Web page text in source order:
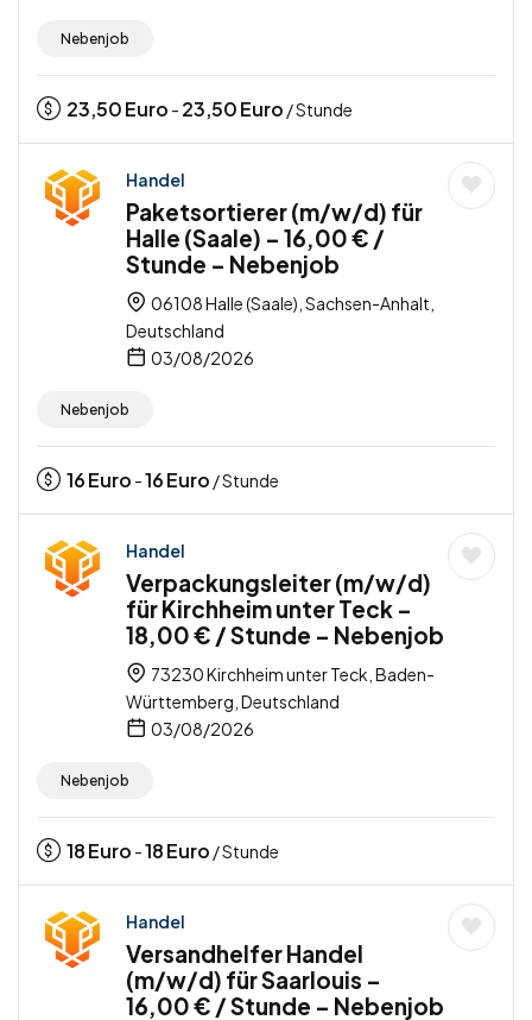
Nebenjob
23,50Euro - 23,50Euro / Stunde
Handel
Paketsortierer (m/w/d) für
Halle (Saale) – 16,00 € /
Stunde – Nebenjob
06108 Halle (Saale), Sachsen-Anhalt,
Deutschland
03/08/2026
Nebenjob
16Euro -16Euro / Stunde
Handel
Verpackungsleiter (m/w/d)
für Kirchheim unter Teck –
18,00 € / Stunde – Nebenjob
73230 Kirchheim unter Teck, Baden-
Württemberg, Deutschland
03/08/2026
Nebenjob
18Euro -18Euro / Stunde
Handel
Versandhelfer Handel
(m/w/d) für Saarlouis –
16,00 € / Stunde – Nebenjob